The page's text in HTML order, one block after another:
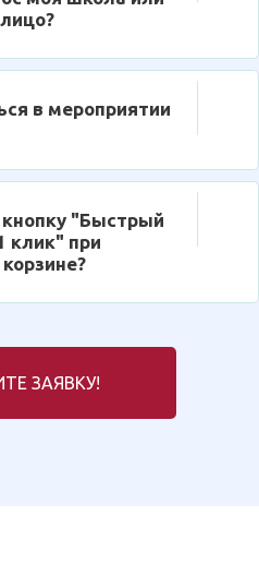
в мероприятии
"Быстрый
клик" при
ЗАЯВКУ!